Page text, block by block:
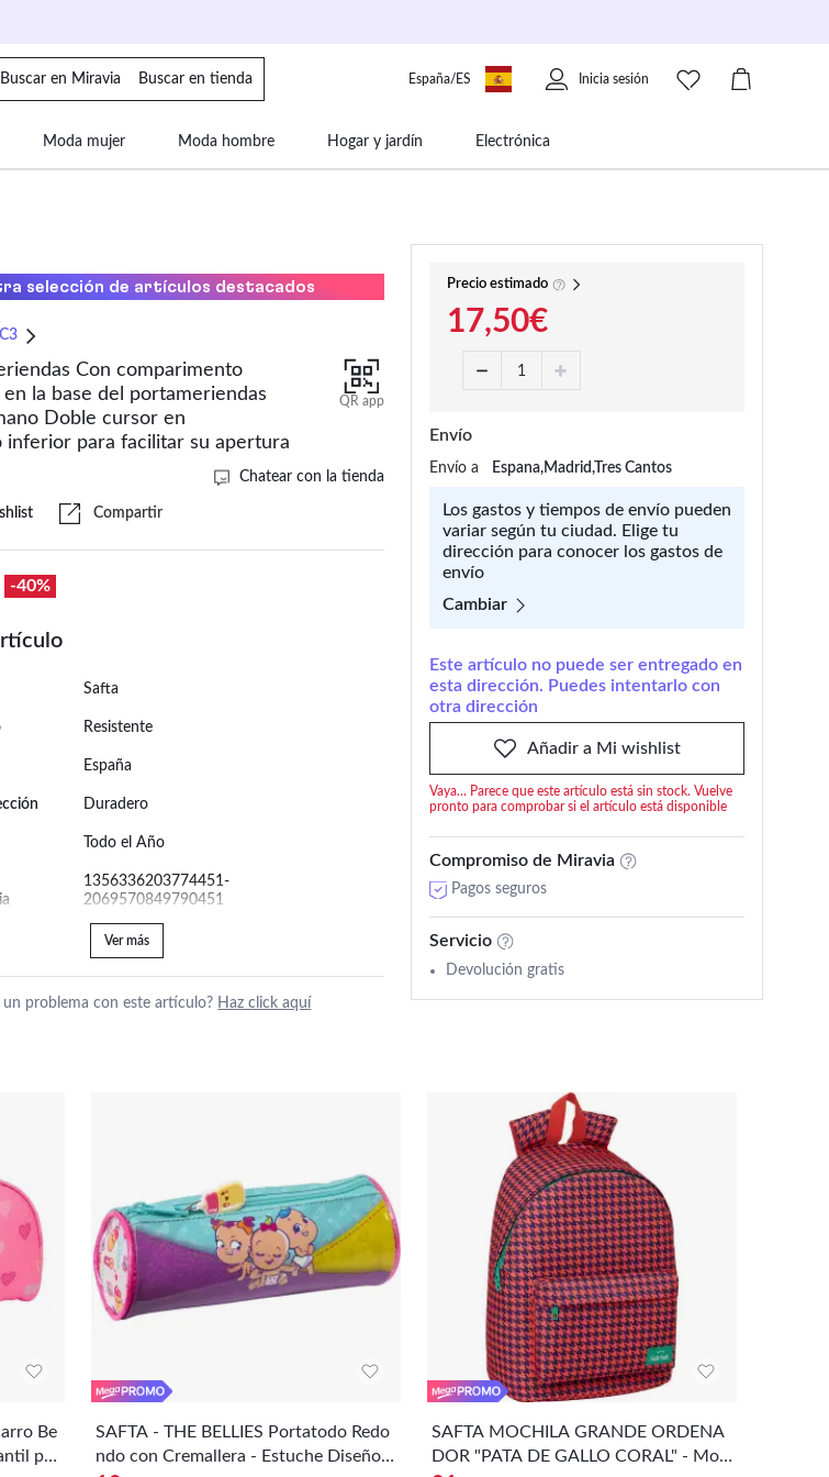
Buscar en Miravia Buscar en tienda España/ES Inicia sesión
Moda mujer Moda hombre Hogar y jardín Electrónica
selección de artículos destacados
Con comparimento
la base del portameriendas
Doble cursor en
inferior para facilitar su apertura
QR app
Chatear con la tienda
Compartir
-40%
Safta
Resistente
España
Duradero
Todo el Año
1356336203774451-
2069570849790451
Ver más
problema con este artículo? Haz click aquí
Precio estimado
17,50€
Envío
Envío a Espana,Madrid,Tres Cantos
Los gastos y tiempos de envío pueden
variar según tu ciudad. Elige tu
dirección para conocer los gastos de
envío
Cambiar
Este artículo no puede ser entregado en
esta dirección. Puedes intentarlo con
otra dirección
Añadir a Mi wishlist
Vaya... Parece que este artículo está sin stock. Vuelve
pronto para comprobar si el artículo está disponible
Compromiso de Miravia
Pagos seguros
Servicio
Devolución gratis
Be
par
SAFTA - THE BELLIES Portatodo Redo
ndo con Cremallera - Estuche Diseño ú
SAFTA MOCHILA GRANDE ORDENA
DOR "PATA DE GALLO CORAL" - Moc